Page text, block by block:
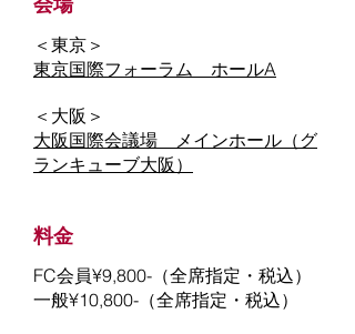
＜東京＞
東京国際フォーラム ホールA
＜大阪＞​
大阪国際会議場 メインホール（グ
ランキューブ大阪）
料金
FC会員¥9,800-（全席指定・税込）
一般¥10,800-（全席指定・税込）